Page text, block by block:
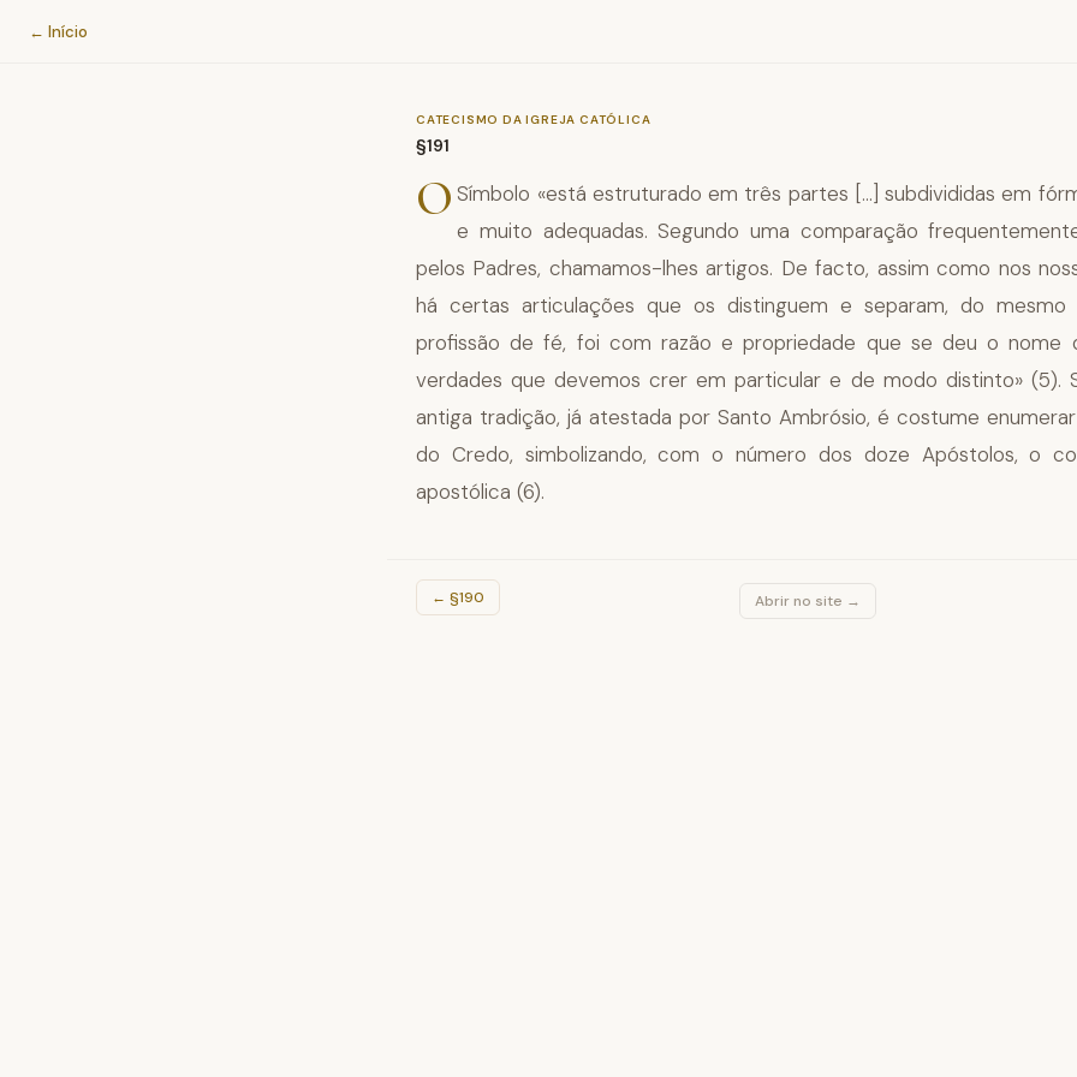
Catecismo da Igreja Católica
← Início
CATECISMO DA IGREJA CATÓLICA
§191
O Símbolo «está estruturado em três partes [...] subdivididas em
e muito adequadas. Segundo uma comparação
pelos Padres, chamamos-lhes artigos. De facto, assim como nos
há certas articulações que os distinguem e separam, do mesmo
profissão de fé, foi com razão e propriedade que se deu o nome
verdades que devemos crer em particular e de modo distinto» (5).
antiga tradição, já atestada por Santo Ambrósio, é costume
do Credo, simbolizando, com o número dos doze Apóstolos, o
apostólica (6).
← §190 Abrir no site →